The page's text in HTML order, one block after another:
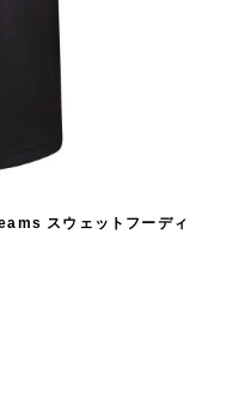
スウェットフーディ